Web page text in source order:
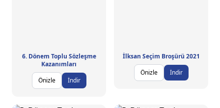
6. Dönem Toplu Sözleşme
Kazanımları
Önizle
İndir
İlksan Seçim Broşürü 2021
Önizle
İndir